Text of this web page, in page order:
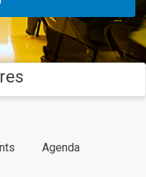
Agenda